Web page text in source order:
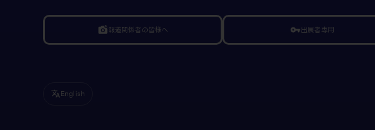
linked_camera報道関係者の皆様へ vpn_key出展者専用
translateEnglish